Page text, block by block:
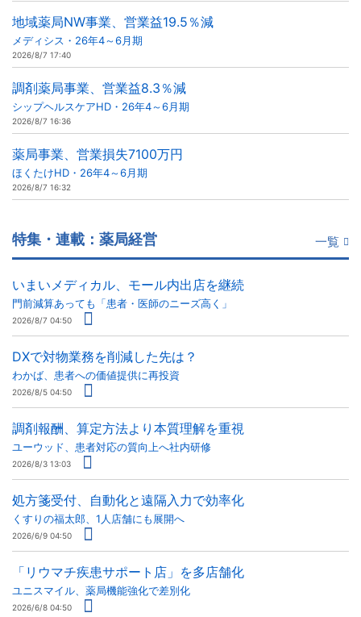
地域薬局NW事業、営業益19.5％減
メディシス・26年4～6月期
2026/8/7 17:40
調剤薬局事業、営業益8.3％減
シップヘルスケアHD・26年4～6月期
2026/8/7 16:36
薬局事業、営業損失7100万円
ほくたけHD・26年4～6月期
2026/8/7 16:32
特集・連載：薬局経営 一覧
いまいメディカル、モール内出店を継続
門前減算あっても「患者・医師のニーズ高く」
2026/8/7 04:50
DXで対物業務を削減した先は？
わかば、患者への価値提供に再投資
2026/8/5 04:50
調剤報酬、算定方法より本質理解を重視
ユーウッド、患者対応の質向上へ社内研修
2026/8/3 13:03
処方箋受付、自動化と遠隔入力で効率化
くすりの福太郎、1人店舗にも展開へ
2026/6/9 04:50
「リウマチ疾患サポート店」を多店舗化
ユニスマイル、薬局機能強化で差別化
2026/6/8 04:50